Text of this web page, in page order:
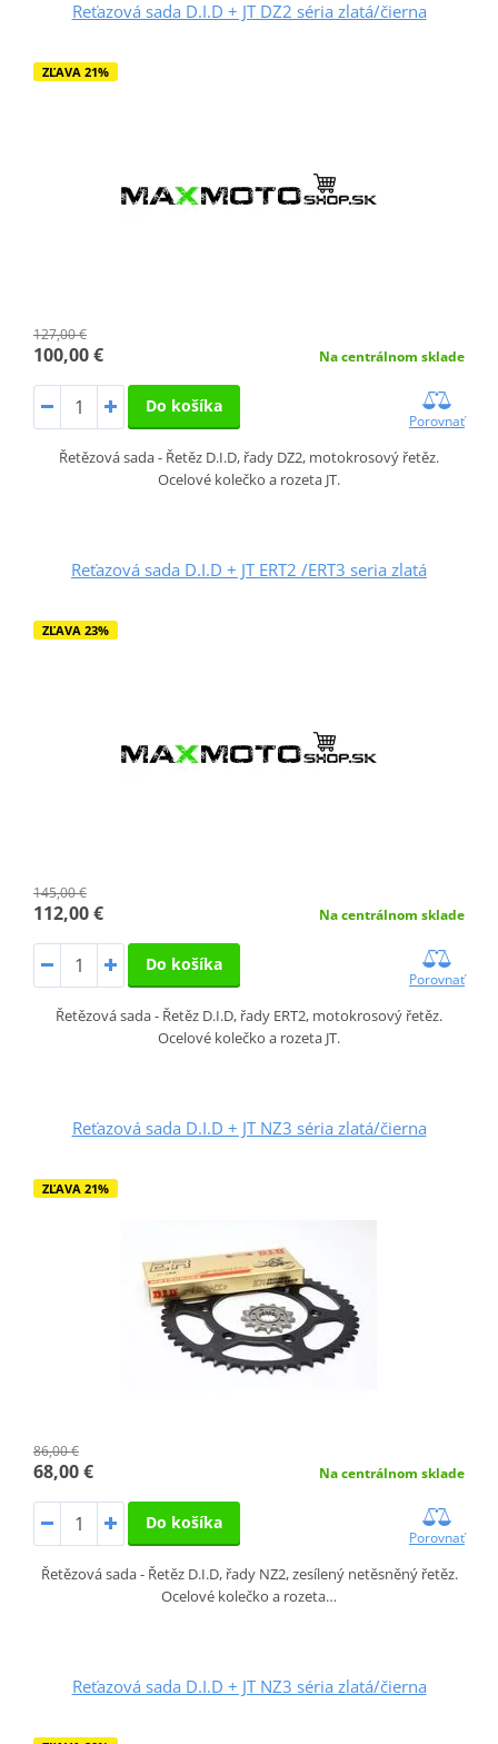
Reťazová sada D.I.D + JT DZ2 séria zlatá/čierna
ZĽAVA 21%
127,00 €
100,00 € Na centrálnom sklade
Do košíka
Porovnať
Řetězová sada - Řetěz D.I.D, řady DZ2, motokrosový řetěz.
Ocelové kolečko a rozeta JT.
Reťazová sada D.I.D + JT ERT2 /ERT3 seria zlatá
ZĽAVA 23%
145,00 €
112,00 € Na centrálnom sklade
Do košíka
Porovnať
Řetězová sada - Řetěz D.I.D, řady ERT2, motokrosový řetěz.
Ocelové kolečko a rozeta JT.
Reťazová sada D.I.D + JT NZ3 séria zlatá/čierna
ZĽAVA 21%
86,00 €
68,00 € Na centrálnom sklade
Do košíka
Porovnať
Řetězová sada - Řetěz D.I.D, řady NZ2, zesílený netěsněný řetěz.
Ocelové kolečko a rozeta…
Reťazová sada D.I.D + JT NZ3 séria zlatá/čierna